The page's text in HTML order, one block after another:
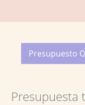
Presupuesto
Presupuesta